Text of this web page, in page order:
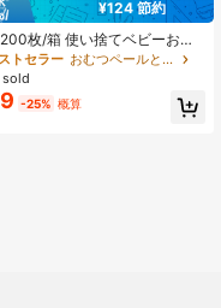
¥124 節約
枚/箱 使い捨てベビーおむ
簡単に結べるタブ付きうんち
り付きおむつ廃棄袋、簡単に
るおむつ袋の必需品、おむつ
PETの排せつ物袋
トセラー
おむつペールと詰め替え用
sold
-25% 概算